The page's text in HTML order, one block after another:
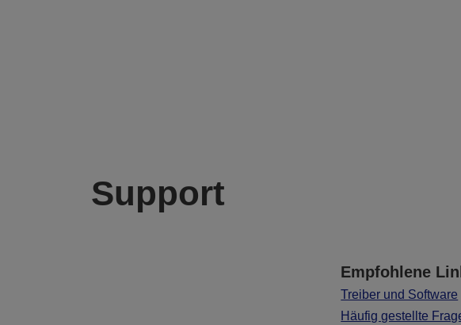
Support
Empfohlene
Treiber und Software
Häufig gestellte